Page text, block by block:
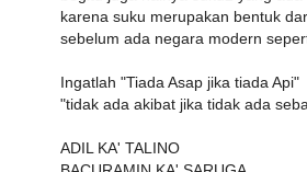
karena suku merupakan bentuk
sebelum ada negara modern
Ingatlah "Tiada Asap jika tiada Api"
"tidak ada akibat jika tidak ada
ADIL KA' TALINO